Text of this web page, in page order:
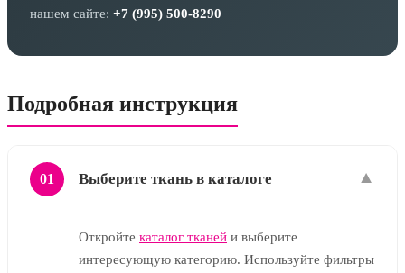
нашем сайте: +7 (995) 500-8290
Подробная инструкция
01 Выберите ткань в каталоге ▼
Откройте каталог тканей и выберите
интересующую категорию. Используйте фильтры